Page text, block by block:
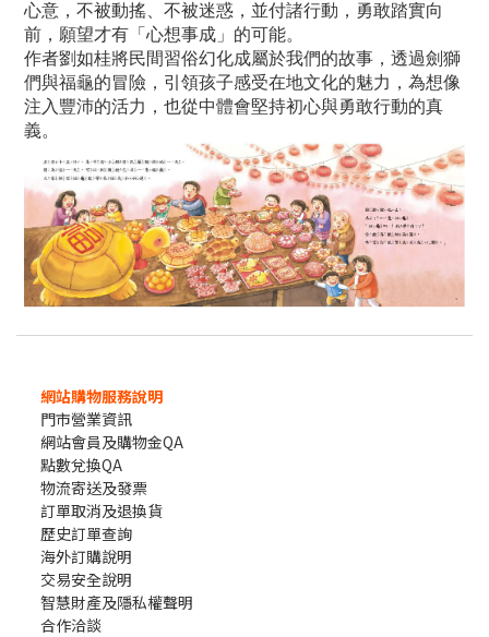
心意，不被動搖、不被迷惑，並付諸行動，勇敢踏實向
前，願望才有「心想事成」的可能。
作者劉如桂將民間習俗幻化成屬於我們的故事，透過劍獅
們與福龜的冒險，引領孩子感受在地文化的魅力，為想像
注入豐沛的活力，也從中體會堅持初心與勇敢行動的真
義。
網站購物服務說明
門市營業資訊
網站會員及購物金QA
點數兌換QA
物流寄送及發票
訂單取消及退換貨
歷史訂單查詢
海外訂購說明
交易安全說明
智慧財產及隱私權聲明
合作洽談